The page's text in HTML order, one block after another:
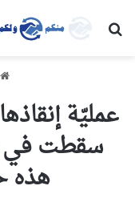
بحث عن
عمليّة
سقطت في
هذه